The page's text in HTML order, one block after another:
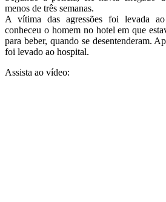
menos de três semanas.
A vítima das agressões foi levada
conheceu o homem no hotel em que
para beber, quando se desentenderam.
foi levado ao hospital.
Assista ao vídeo: